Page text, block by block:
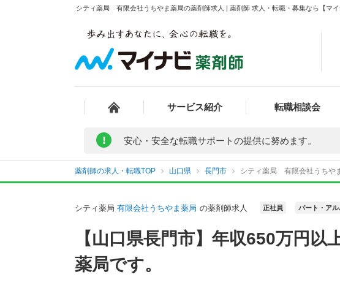
シティ薬局 有限会社うちやま薬局の薬剤師求人 | 薬剤師 求人・転職・募集なら【マイ
サービス紹介 転職相談会
! 安心・安全な転職サポートの提供に努めます。
薬剤師の求人・転職TOP 山口県 長門市 シティ薬局 有限会社うちや
シティ薬局 有限会社うちやま薬局 の薬剤師求人 正社員 パート・アル
【山口県長門市】年収650万円
薬局です。